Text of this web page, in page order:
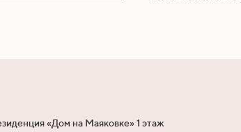
«Дом на Маяковке» 1 этаж